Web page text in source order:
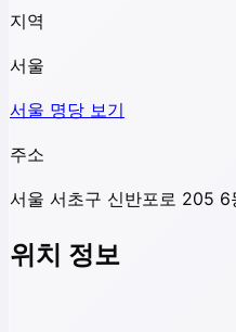
지역
서울
서울 명당 보기
주소
서울 서초구 신반포로 205 6
위치 정보